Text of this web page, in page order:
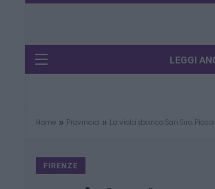
LEGGI
Home » Provincia » La viola sbanca San Siro.
FIRENZE